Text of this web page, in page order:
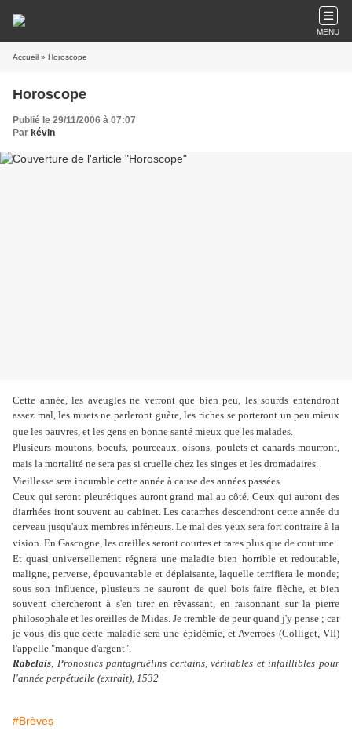
MENU
Accueil » Horoscope
Horoscope
Publié le 29/11/2006 à 07:07
Par kévin
Cette année, les aveugles ne verront que bien peu, les sourds entendront
assez mal, les muets ne parleront guère, les riches se porteront un peu mieux
que les pauvres, et les gens en bonne santé mieux que les malades.
Plusieurs moutons, boeufs, pourceaux, oisons, poulets et canards mourront,
mais la mortalité ne sera pas si cruelle chez les singes et les dromadaires.
Vieillesse sera incurable cette année à cause des années passées.
Ceux qui seront pleurétiques auront grand mal au côté. Ceux qui auront des
diarrhées iront souvent au cabinet. Les catarrhes descendront cette année du
cerveau jusqu'aux membres inférieurs. Le mal des yeux sera fort contraire à la
vision. En Gascogne, les oreilles seront courtes et rares plus que de coutume.
Et quasi universellement régnera une maladie bien horrible et redoutable,
maligne, perverse, épouvantable et déplaisante, laquelle terrifiera le monde;
sous son influence, plusieurs ne sauront de quel bois faire flèche, et bien
souvent chercheront à s'en tirer en rêvassant, en raisonnant sur la pierre
philosophale et les oreilles de Midas. Je tremble de peur quand j'y pense ; car
je vous dis que cette maladie sera une épidémie, et Averroès (Colliget, VII)
l'appelle "manque d'argent".
Rabelais, Pronostics pantagruélins certains, véritables et infaillibles pour
l'année perpétuelle (extrait), 1532
#Brèves